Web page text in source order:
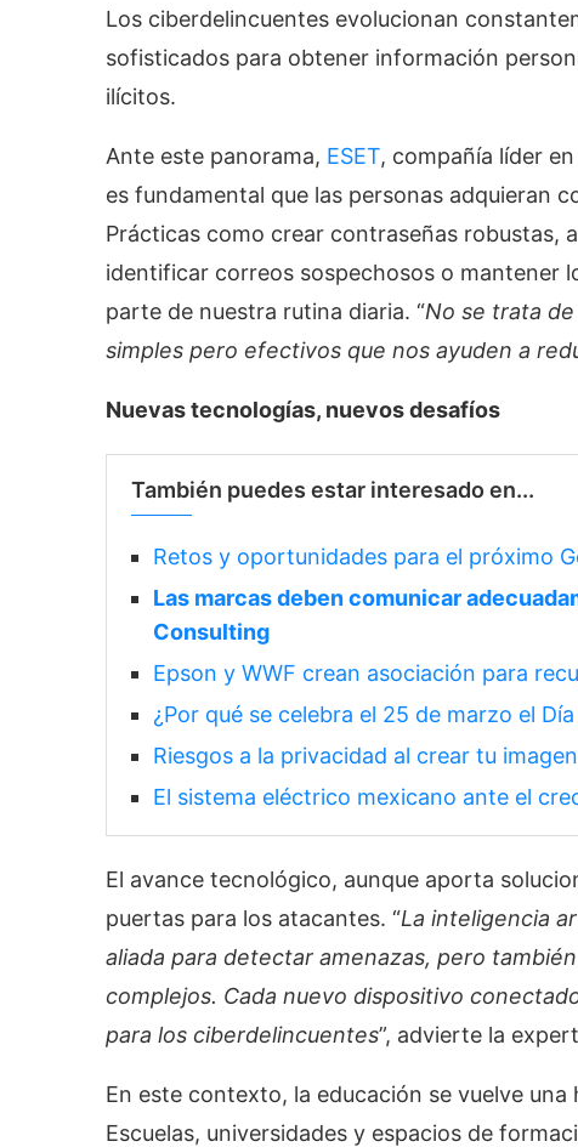
Los ciberdelincuentes evolucionan
sofisticados para obtener información
ilícitos.
Ante este panorama, ESET, compañía líder
es fundamental que las personas adquieran
Prácticas como crear contraseñas robustas,
identificar correos sospechosos o mantener
parte de nuestra rutina diaria. “No se trata
simples pero efectivos que nos ayuden a
Nuevas tecnologías, nuevos desafíos
También puedes estar interesado en...
Retos y oportunidades para el próximo
Las marcas deben comunicar
Consulting
Epson y WWF crean asociación para
¿Por qué se celebra el 25 de marzo el
Riesgos a la privacidad al crear tu
El sistema eléctrico mexicano ante el
El avance tecnológico, aunque aporta
puertas para los atacantes. “La inteligencia
aliada para detectar amenazas, pero
complejos. Cada nuevo dispositivo
para los ciberdelincuentes”, advierte la
En este contexto, la educación se vuelve
Escuelas, universidades y espacios de